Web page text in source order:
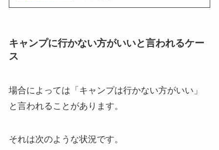
キャンプに行かない方がいいと言われるケー
ス
場合によっては「キャンプは行かない方がいい」
と言われることがあります。
それは次のような状況です。